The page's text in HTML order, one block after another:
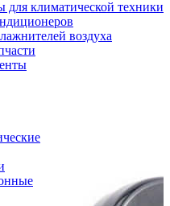
для климатической техники
воздуха